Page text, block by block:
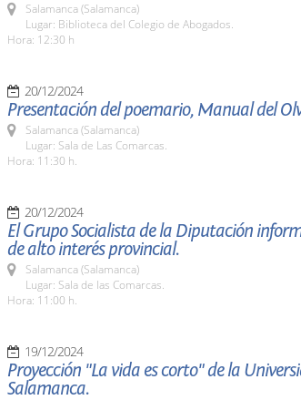
Salamanca (Salamanca)
Lugar: Biblioteca del Colegio de Abogados.
Hora: 12:30 h
20/12/2024
Presentación del poemario, Manual del
Salamanca (Salamanca)
Lugar: Sala de Las Comarcas.
Hora: 11:30 h.
20/12/2024
El Grupo Socialista de la Diputación
de alto interés provincial.
Salamanca (Salamanca)
Lugar: Sala de las Comarcas.
Hora: 11:00 h.
19/12/2024
Proyección "La vida es corto" de la
Salamanca.